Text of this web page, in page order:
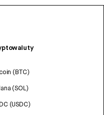
(BTC)
(SOL)
(USDC)